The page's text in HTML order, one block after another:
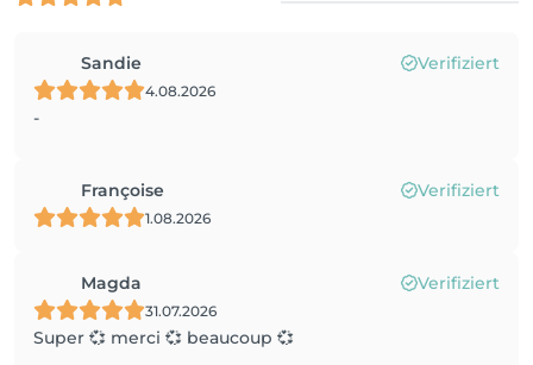
Sandie Verifiziert
4.08.2026
-
Françoise Verifiziert
1.08.2026
Magda Verifiziert
31.07.2026
Super 💞 merci 💞 beaucoup 💞